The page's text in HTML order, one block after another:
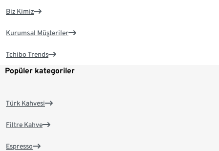
Biz Kimiz
Kurumsal Müşteriler
Tchibo Trends
Popüler kategoriler
Türk Kahvesi
Filtre Kahve
Espresso